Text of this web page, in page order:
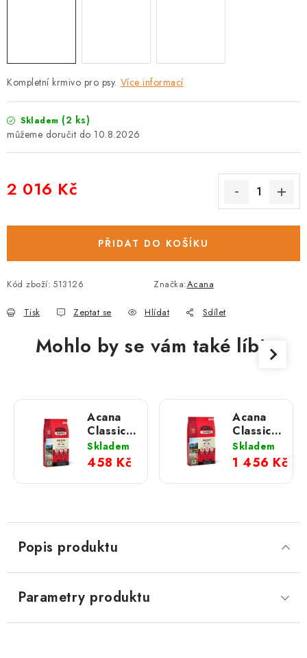
FAQ
Kompletní krmivo pro psy. Více informací
Skladem (2 ks)
10.8.2026
2 016 Kč
PŘIDAT DO KOŠÍKU
Kód zboží: 513126 Značka:Acana
Tisk Zeptat se Hlídat Sdílet
Mohlo by se vám také líbit
Acana
Classics
Red
Meat; 2
kg
Skladem
458 Kč
Acana
Classics
Red
Meat;
9,7 kg
Skladem
1 456 Kč
Popis produktu
Parametry produktu